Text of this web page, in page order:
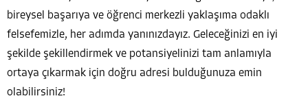
bireysel başarıya ve öğrenci merkezli yaklaşıma odaklı
felsefemizle, her adımda yanınızdayız. Geleceğinizi en iyi
şekilde şekillendirmek ve potansiyelinizi tam anlamıyla
ortaya çıkarmak için doğru adresi bulduğunuza emin
olabilirsiniz!